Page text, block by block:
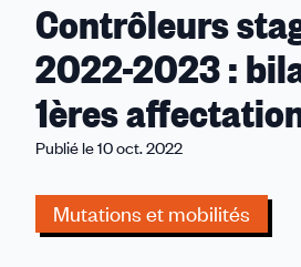
êtes
ici
stagiaires
2022-
2023 :
bilan
des
Contrôleurs
2022-2023 :
1ères
Publié le 10 oct. 2022
Mutations et mobilités